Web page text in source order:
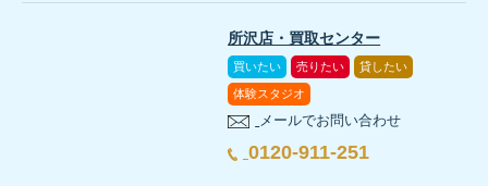
所沢店・買取センター
買いたい 売りたい 貸したい
体験スタジオ
メールでお問い合わせ
0120-911-251